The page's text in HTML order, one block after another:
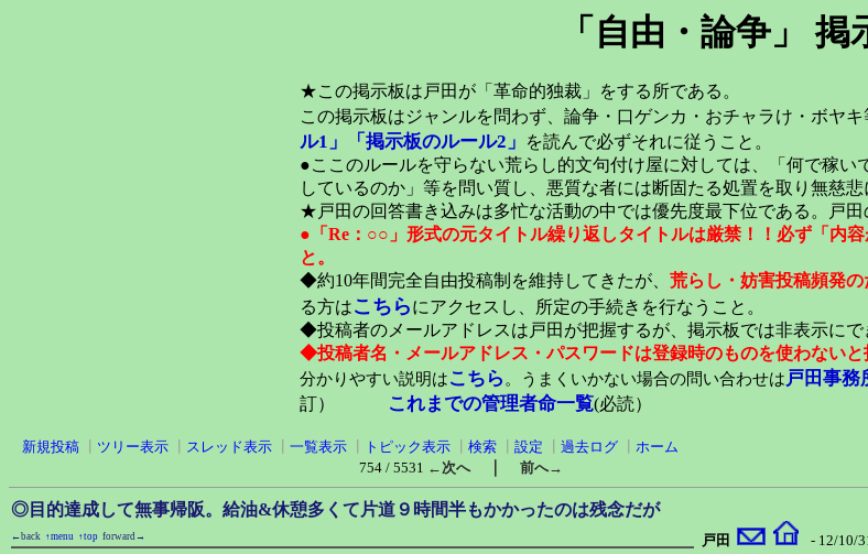
「自由・論争」 掲
★この掲示板は戸田が「革命的独裁」をする所である。
この掲示板はジャンルを問わず、論争・口ゲンカ・おチャラけ・ボヤキ
ル1」
「掲示板のルール2」
を読んで必ずそれに従うこと。
●ここのルールを守らない荒らし的文句付け屋に対しては、「何で稼い
しているのか」等を問い質し、悪質な者には断固たる処置を取り無慈悲
★戸田の回答書き込みは多忙な活動の中では優先度最下位である。戸田
●「Re：○○」形式の元タイトル繰り返しタイトルは厳禁！！必ず「内
と。
◆約10年間完全自由投稿制を維持してきたが、 荒らし・妨害投稿頻発の
る方はこちらにアクセスし、所定の手続きを行なうこと。
◆投稿者のメールアドレスは戸田が把握するが、掲示板では非表示にで
◆投稿者名・メールアドレス・パスワードは登録時のものを使わないと
分かりやすい説明はこちら。うまくいかない場合の問い合わせは戸田事務
訂）
これまでの管理者命一覧(必読）
新規投稿 ツリー表示 スレッド表示 一覧表示 トピック表示 検索 設定 過去ログ
ホーム
754 / 5531 ←次へ｜ 前へ→
◎目的達成して無事帰阪。給油&休憩多くて片道９時間半もかかったのは残念だが
←back ↑menu ↑top forward→ 戸田 - 12/10/